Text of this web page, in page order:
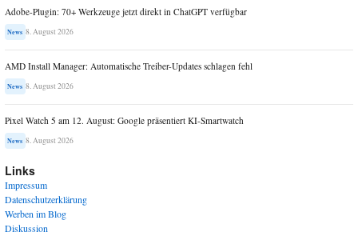
Adobe-Plugin: 70+ Werkzeuge jetzt direkt in ChatGPT verfügbar
News 8. August 2026
AMD Install Manager: Automatische Treiber-Updates schlagen fehl
News 8. August 2026
Pixel Watch 5 am 12. August: Google präsentiert KI-Smartwatch
News 8. August 2026
Links
Impressum
Datenschutzerklärung
Werben im Blog
Diskussion